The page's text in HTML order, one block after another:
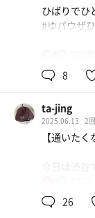
ひばりでひ
#ゆパウザ
🐦‍⬛イノジ
ゆパ様（ゆ
ひんばりハ
かうも60
隣の保谷
🐦‍⬛ゆパ様
8
ta-jing
2025.06.13 2
【通いた
今日は渋
渋谷「わだ
🍶山形正
26